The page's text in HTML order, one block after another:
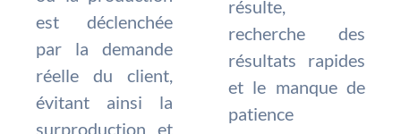
est déclenchée
par la demande
réelle du client,
évitant ainsi la
surproduction et
résulte,
recherche des
résultats rapides
et le manque de
patience